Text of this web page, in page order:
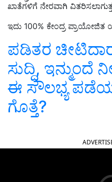
ಖಾತೆಗಳಿಗೆ ನೇರವಾಗಿ
ಇದು 100% ಕೇಂದ್ರ
ಪಡಿತರ
ಸುದ್ದಿ, ಇನ್ಮುಂದೆ
ಈ ಸೌಲಭ್ಯ
ಗೊತ್ತೆ?